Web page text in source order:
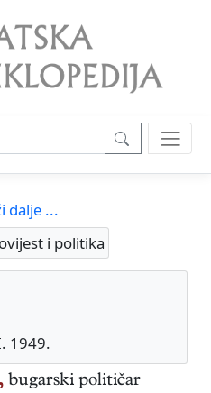
dalje ...
i politika
1949.
bugarski političar